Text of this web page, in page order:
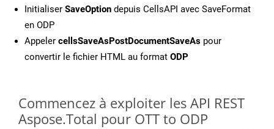
Initialiser SaveOption depuis CellsAPI avec SaveFormat
en ODP
Appeler cellsSaveAsPostDocumentSaveAs pour
convertir le fichier HTML au format ODP
Commencez à exploiter les API REST
Aspose.Total pour OTT to ODP